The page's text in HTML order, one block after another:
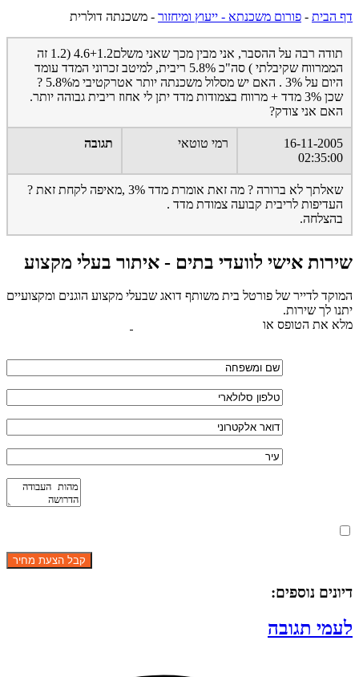
דף הבית - פורום משכנתא - ייעוץ ומיחזור - משכנתה דולרית
תודה רבה על ההסבר, אני מבין מכך שאני משלם4.6+1.2 (1.2 זה
הממרווח שקיבלתי ) סה"כ 5.8% ריבית, למיטב זכרוני המדד עומד
היום על 3% . האם יש מסלול משכנתה יותר אטרקטיבי מ5.8% ?
שכן 3% מדד + מרווח בצמודות מדד יתן לי אחוז ריבית גבוהה יותר.
האם אני צודק?
16-11-2005
02:35:00
רמי טוטאי תגובה
שאלתך לא ברורה ? מה זאת אומרת מדד 3% ,מאיפה לקחת זאת ?
העדיפות לריבית קבועה צמודת מדד .
בהצלחה.
שירות אישי לוועדי בתים - איתור בעלי מקצוע
המוקד לדייר של פורטל בית משותף דואג שבעלי מקצוע הוגנים ומקצועיים
יתנו לך שירות.
מלא את הטופס או
דיונים נוספים:
לעמי תגובה